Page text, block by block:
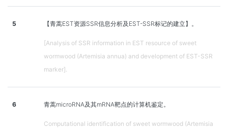
5 【青蒿EST资源SSR信息分析及EST-SSR标记的建立】。
[Analysis of SSR information in EST resource of sweet
wormwood (Artemisia annua) and development of EST-SSR
marker].
6 青蒿microRNA及其mRNA靶点的计算机鉴定。
Computational identification of sweet wormwood (Artemisia